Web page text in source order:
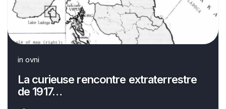
in ovni
La curieuse rencontre extraterrestre
de 1917…